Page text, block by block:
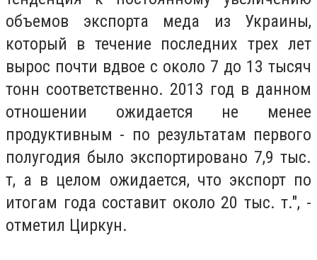
объемов экспорта меда из Украины,
который в течение последних трех лет
вырос почти вдвое с около 7 до 13 тысяч
тонн соответственно. 2013 год в данном
отношении ожидается не менее
продуктивным - по результатам первого
полугодия было экспортировано 7,9 тыс.
т, а в целом ожидается, что экспорт по
итогам года составит около 20 тыс. т.", -
отметил Циркун.